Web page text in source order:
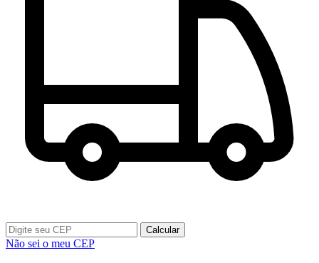
Calcular
Não sei o meu CEP